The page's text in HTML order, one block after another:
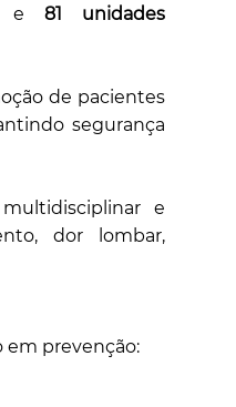
e81 unidades
de pacientes
segurança
e
dor lombar,
em prevenção: